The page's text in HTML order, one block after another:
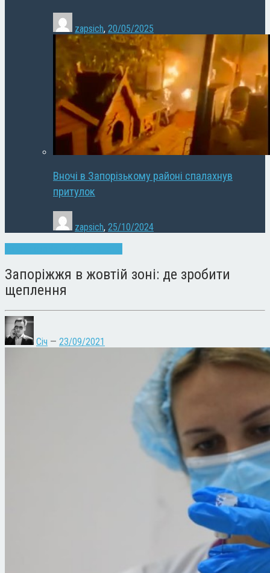
zapsich, 20/05/2025
Вночі в Запорізькому районі спалахнув
притулок
zapsich, 25/10/2024
Запоріжжя в жовтій зоні: де зробити
щеплення
Січ — 23/09/2021